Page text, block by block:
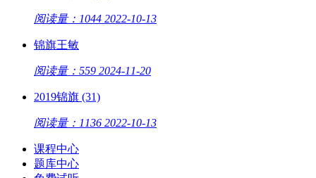
阅读量：1044 2022-10-13
锦旗王敏
阅读量：559 2024-11-20
2019锦旗 (31)
阅读量：1136 2022-10-13
课程中心
题库中心